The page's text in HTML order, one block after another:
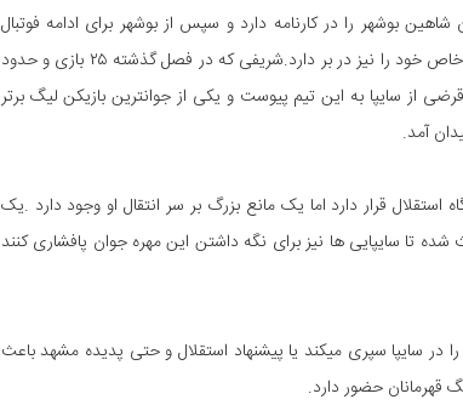
بوشهر را در کارنامه دارد و سپس از بوشهر برای ادامه فوتبال
خارج شد،حالا در آستانه یک اتفاق بزرگ قرار دارد که مشکلات خاص خود را نیز در بر دارد.شریفی که در فصل گذشته ۲۵ بازی و حدود
قرضی از سایپا به این تیم پیوست و یکی از جوانترین بازیکن لیگ برتر
آمد.
قرار دارد اما یک مانع بزرگ بر سر انتقال او وجود دارد .یک
تا سایپایی ها نیز برای نگه داشتن این مهره جوان پافشاری کنند
سایپا سپری میکند یا پیشنهاد استقلال و حتی پدیده مشهد باعث
قهرمانان حضور دارد.